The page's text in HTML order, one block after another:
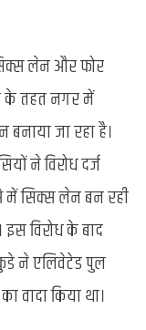
लेन और फोर
के तहत नगर में
जा रहा है।
ने विरोध दर्ज
में सिक्स लेन बन रही
विरोध के बाद
ने एलिवेटेड पुल
वादा किया था।